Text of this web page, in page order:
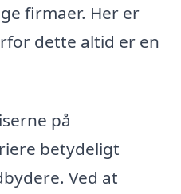
firmaer. Her er
dette altid er en
på
betydeligt
Ved at